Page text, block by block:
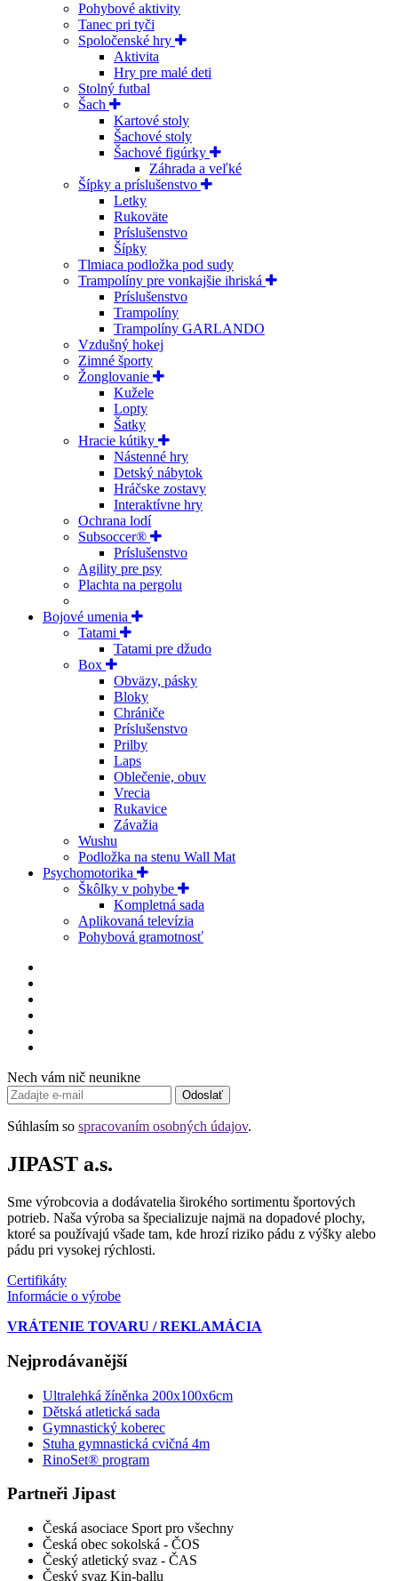
Pohybové aktivity
Tanec pri tyči
Spoločenské hry
Aktivita
Hry pre malé deti
Stolný futbal
Šach
Kartové stoly
Šachové stoly
Šachové figúrky
Záhrada a veľké
Šípky a príslušenstvo
Letky
Rukoväte
Príslušenstvo
Šípky
Tlmiaca podložka pod sudy
Trampolíny pre vonkajšie ihriská
Príslušenstvo
Trampolíny
Trampolíny GARLANDO
Vzdušný hokej
Zimné športy
Žonglovanie
Kužele
Lopty
Šatky
Hracie kútiky
Nástenné hry
Detský nábytok
Hráčske zostavy
Interaktívne hry
Ochrana lodí
Subsoccer®
Príslušenstvo
Agility pre psy
Plachta na pergolu
Bojové umenia
Tatami
Tatami pre džudo
Box
Obväzy, pásky
Bloky
Chrániče
Príslušenstvo
Prilby
Laps
Oblečenie, obuv
Vrecia
Rukavice
Závažia
Wushu
Podložka na stenu Wall Mat
Psychomotorika
Škôlky v pohybe
Kompletná sada
Aplikovaná televízia
Pohybová gramotnosť
Nech vám nič neunikne
Odoslať
Súhlasím so spracovaním osobných údajov.
JIPAST a.s.
Sme výrobcovia a dodávatelia širokého sortimentu športových
potrieb. Naša výroba sa špecializuje najmä na dopadové plochy,
ktoré sa používajú všade tam, kde hrozí riziko pádu z výšky alebo
pádu pri vysokej rýchlosti.
Certifikáty
Informácie o výrobe
VRÁTENIE TOVARU / REKLAMÁCIA
Nejprodávanější
Ultralehká žíněnka 200x100x6cm
Dětská atletická sada
Gymnastický koberec
Stuha gymnastická cvičná 4m
RinoSet® program
Partneři Jipast
Česká asociace Sport pro všechny
Česká obec sokolská - ČOS
Český atletický svaz - ČAS
Český svaz Kin-ballu